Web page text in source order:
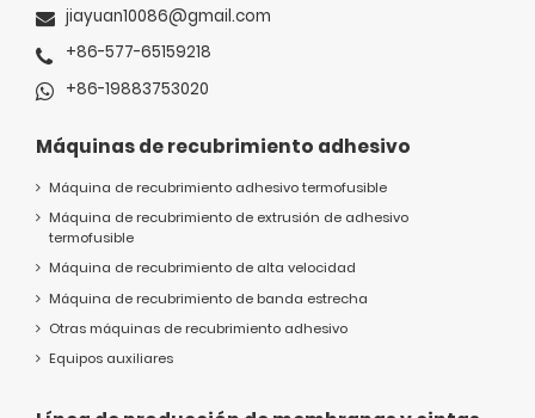
jiayuan10086@gmail.com
+86-577-65159218
+86-19883753020
Máquinas de recubrimiento adhesivo
Máquina de recubrimiento adhesivo termofusible
Máquina de recubrimiento de extrusión de adhesivo
termofusible
Máquina de recubrimiento de alta velocidad
Máquina de recubrimiento de banda estrecha
Otras máquinas de recubrimiento adhesivo
Equipos auxiliares